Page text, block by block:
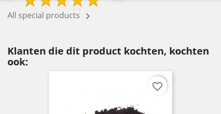
All special products 
Klanten die dit product kochten, kochten
ook:
favorite_border